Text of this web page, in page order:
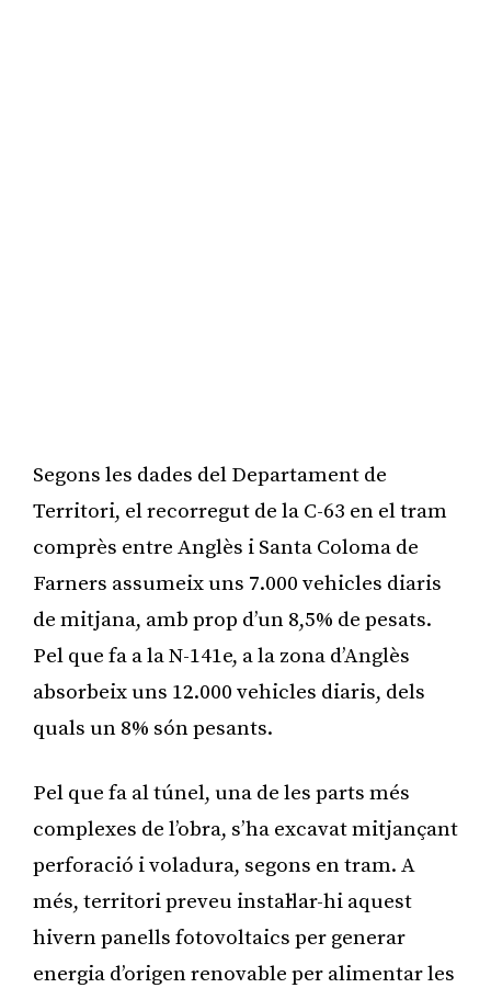
Segons les dades del Departament de
Territori, el recorregut de la C-63 en el tram
comprès entre Anglès i Santa Coloma de
Farners assumeix uns 7.000 vehicles diaris
de mitjana, amb prop d’un 8,5% de pesats.
Pel que fa a la N-141e, a la zona d’Anglès
absorbeix uns 12.000 vehicles diaris, dels
quals un 8% són pesants.
Pel que fa al túnel, una de les parts més
complexes de l’obra, s’ha excavat mitjançant
perforació i voladura, segons en tram. A
més, territori preveu instal·lar-hi aquest
hivern panells fotovoltaics per generar
energia d’origen renovable per alimentar les